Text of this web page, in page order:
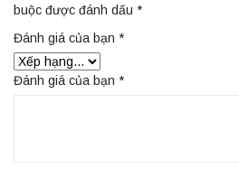
buộc được đánh dấu *
Đánh giá của bạn *
Đánh giá của bạn *